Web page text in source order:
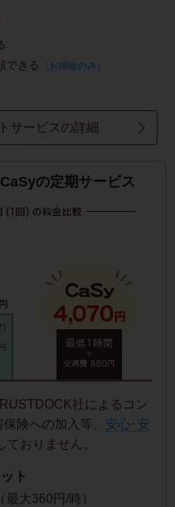
できる
（お掃除のみ）
サービスの詳細
CaSyの定期サービス
社によるコン
険への加入等、 安心･安
ておりません。
ト
大360円/時）